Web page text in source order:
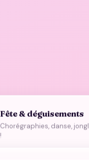
Fête & déguisements
Chorégraphies, danse,
!